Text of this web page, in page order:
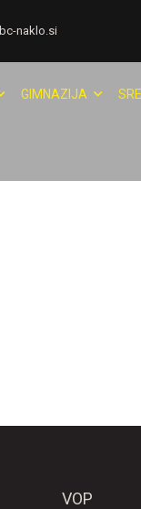
bc-naklo.si
GIMNAZIJA
VOP